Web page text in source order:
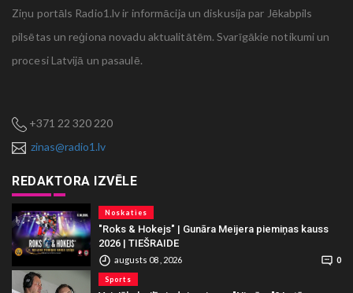
Ziņu portāls Radio1.lv ir informācija un diskusija par Jēkabpils
pilsētas un reģiona novadu aktualitātēm. Svarīgākie notikumi un
procesi Latvijā un pasaulē.
+371 22 320 220
zinas@radio1.lv
REDAKTORA IZVĒLE
Noskaties
"Roks & Hokejs" | Gunāra Meijera piemiņas kauss
2026 | TIEŠRAIDE
augusts 08 , 2026 0
Sports